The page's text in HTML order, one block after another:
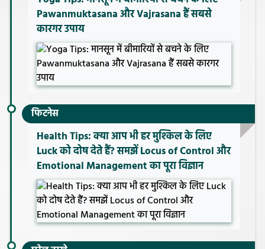
Pawanmuktasana और Vajrasana हैं सबसे
कारगर उपाय
फिटनेस
Health Tips: क्या आप भी हर मुश्किल के लिए
Luck को दोष देते हैं? समझें Locus of Control और
Emotional Management का पूरा विज्ञान